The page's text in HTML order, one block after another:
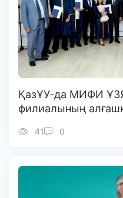
ҚазҰУ-да МИФИ
филиалының
41 0